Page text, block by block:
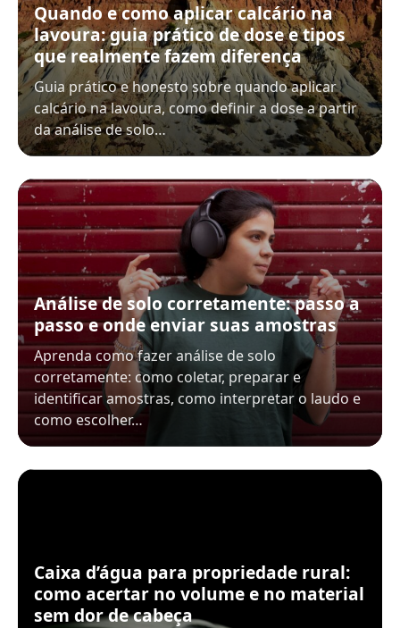
Quando e como aplicar calcário na
lavoura: guia prático de dose e tipos
que realmente fazem diferença
Guia prático e honesto sobre quando aplicar
calcário na lavoura, como definir a dose a partir
da análise de solo…
Análise de solo corretamente: passo a
passo e onde enviar suas amostras
Aprenda como fazer análise de solo
corretamente: como coletar, preparar e
identificar amostras, como interpretar o laudo e
como escolher…
Caixa d’água para propriedade rural:
como acertar no volume e no material
sem dor de cabeça